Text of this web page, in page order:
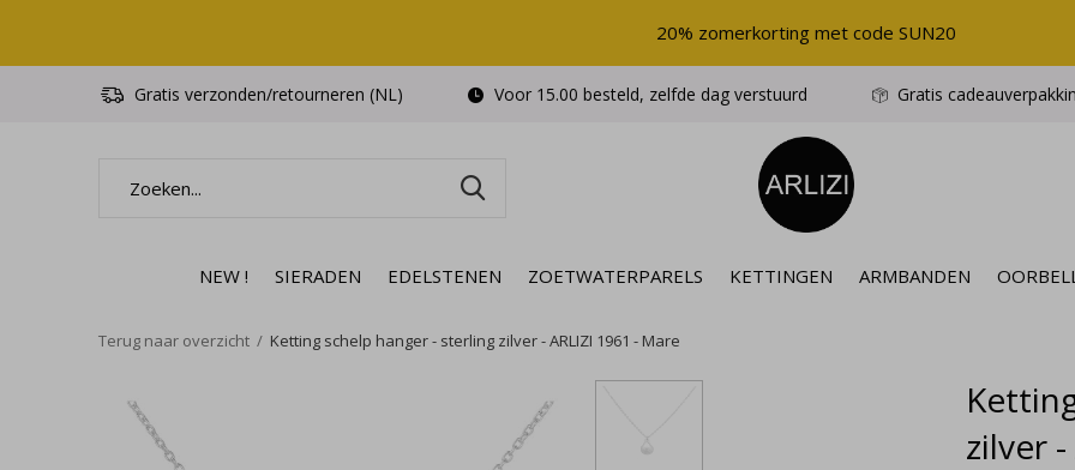
NEW ! SIERADEN EDELSTENEN ZOETWATERPARELS KETTINGEN ARMBANDEN
Gratis verzonden/retourneren (NL) Voor 15.00 besteld, zelfde dag verstuurd Gratis
20% zomerkorting met code SUN20
Terug naar overzicht Ketting schelp hanger - sterling zilver - ARLIZI 1961 - Mare
zilver